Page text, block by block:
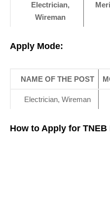
Electrician,
Wireman
Apply Mode:
NAME OF THE POST
Electrician, Wireman
How to Apply for TNEB